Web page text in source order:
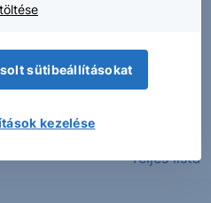
USD
Teljes lista
sütibeállításokat
kezelése